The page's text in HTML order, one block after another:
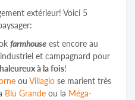
extérieur! Voici 5
farmhouse est encore au
et campagnard pour
à la fois!
ou Villagio se marient très
Blu Grande ou la Méga-